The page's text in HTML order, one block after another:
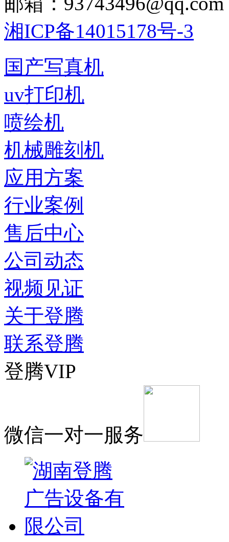
湘ICP备14015178号-3
国产写真机
uv打印机
喷绘机
机械雕刻机
应用方案
行业案例
售后中心
公司动态
视频见证
关于登腾
联系登腾
登腾VIP
微信一对一服务